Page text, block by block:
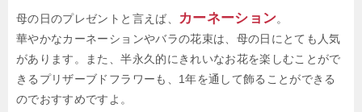
母の日のプレゼントと言えば、 カーネーション。
華やかなカーネーションやバラの花束は、母の日にとても人気
があります。また、半永久的にきれいなお花を楽しむことがで
きるプリザーブドフラワーも、1年を通して飾ることができる
のでおすすめですよ。